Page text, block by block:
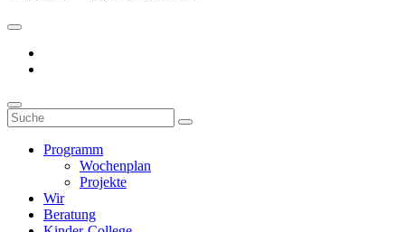
Programm
Wochenplan
Projekte
Wir
Beratung